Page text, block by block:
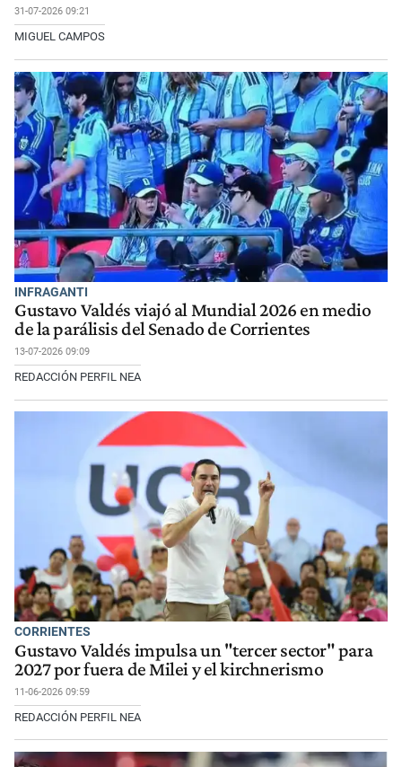
31-07-2026 09:21
MIGUEL CAMPOS
INFRAGANTI
Gustavo Valdés viajó al Mundial 2026 en medio
de la parálisis del Senado de Corrientes
13-07-2026 09:09
REDACCIÓN PERFIL NEA
CORRIENTES
Gustavo Valdés impulsa un "tercer sector" para
2027 por fuera de Milei y el kirchnerismo
11-06-2026 09:59
REDACCIÓN PERFIL NEA